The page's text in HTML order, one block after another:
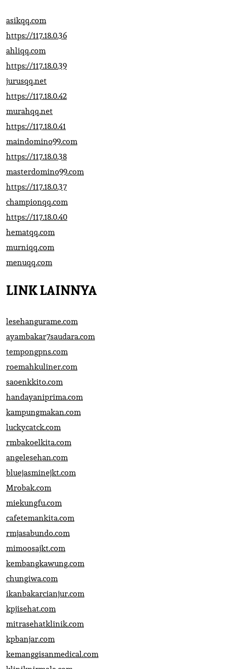
asikqq.com
https://117.18.0.36
ahliqq.com
https://117.18.0.39
jurusqq.net
https://117.18.0.42
murahqq.net
https://117.18.0.41
maindomino99.com
https://117.18.0.38
masterdomino99.com
https://117.18.0.37
championqq.com
https://117.18.0.40
hematqq.com
murniqq.com
menuqq.com
LINK LAINNYA
lesehangurame.com
ayambakar7saudara.com
tempongpns.com
roemahkuliner.com
saoenkkito.com
handayaniprima.com
kampungmakan.com
luckycatck.com
rmbakoelkita.com
angelesehan.com
bluejasminejkt.com
Mrobak.com
miekungfu.com
cafetemankita.com
rmjasabundo.com
mimoosajkt.com
kembangkawung.com
chungiwa.com
ikanbakarcianjur.com
kpjisehat.com
mitrasehatklinik.com
kpbanjar.com
kemanggisanmedical.com